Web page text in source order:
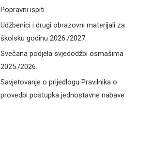
Popravni ispiti
Udžbenici i drugi obrazovni materijali za
školsku godinu 2026./2027.
Svečana podjela svjedodžbi osmašima
2025./2026.
Savjetovanje o prijedlogu Pravilnika o
provedbi postupka jednostavne nabave